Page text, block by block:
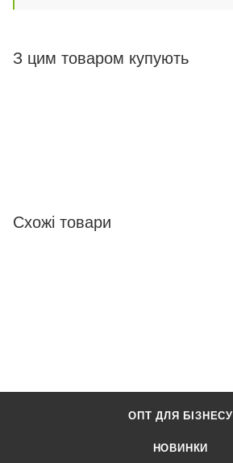
З цим товаром купують
Схожі товари
ОПТ ДЛЯ БІЗНЕСУ
НОВИНКИ